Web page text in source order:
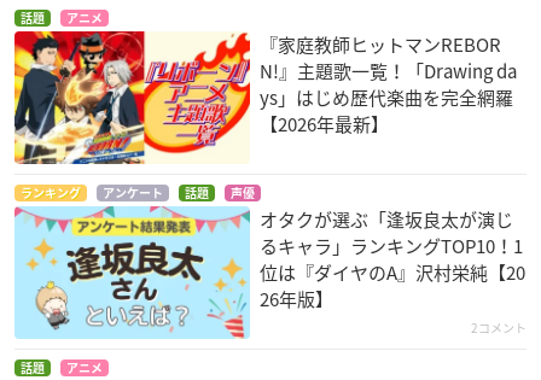
話題 アニメ
『家庭教師ヒットマンREBOR
N!』主題歌一覧！「Drawing da
ys」はじめ歴代楽曲を完全網羅
【2026年最新】
ランキング アンケート 話題 声優
オタクが選ぶ「逢坂良太が演じ
るキャラ」ランキングTOP10！1
位は『ダイヤのA』沢村栄純【20
26年版】
2コメント
話題 アニメ